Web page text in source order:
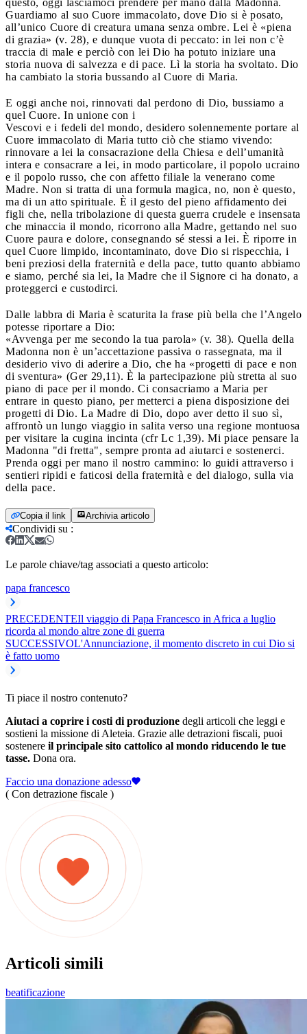
Guardiamo al suo Cuore immacolato, dove Dio si è posato,
all’unico Cuore di creatura umana senza ombre. Lei è «piena
di grazia» (v. 28), e dunque vuota di peccato: in lei non c’è
traccia di male e perciò con lei Dio ha potuto iniziare una
storia nuova di salvezza e di pace. Lì la storia ha svoltato. Dio
ha cambiato la storia bussando al Cuore di Maria.
E oggi anche noi, rinnovati dal perdono di Dio, bussiamo a
quel Cuore. In unione con i
Vescovi e i fedeli del mondo, desidero solennemente portare al
Cuore immacolato di Maria tutto ciò che stiamo vivendo:
rinnovare a lei la consacrazione della Chiesa e dell’umanità
intera e consacrare a lei, in modo particolare, il popolo ucraino
e il popolo russo, che con affetto filiale la venerano come
Madre. Non si tratta di una formula magica, no, non è questo,
ma di un atto spirituale. È il gesto del pieno affidamento dei
figli che, nella tribolazione di questa guerra crudele e insensata
che minaccia il mondo, ricorrono alla Madre, gettando nel suo
Cuore paura e dolore, consegnando sé stessi a lei. È riporre in
quel Cuore limpido, incontaminato, dove Dio si rispecchia, i
beni preziosi della fraternità e della pace, tutto quanto abbiamo
e siamo, perché sia lei, la Madre che il Signore ci ha donato, a
proteggerci e custodirci.
Dalle labbra di Maria è scaturita la frase più bella che l’Angelo
potesse riportare a Dio:
«Avvenga per me secondo la tua parola» (v. 38). Quella della
Madonna non è un’accettazione passiva o rassegnata, ma il
desiderio vivo di aderire a Dio, che ha «progetti di pace e non
di sventura» (Ger 29,11). È la partecipazione più stretta al suo
piano di pace per il mondo. Ci consacriamo a Maria per
entrare in questo piano, per metterci a piena disposizione dei
progetti di Dio. La Madre di Dio, dopo aver detto il suo sì,
affrontò un lungo viaggio in salita verso una regione montuosa
per visitare la cugina incinta (cfr Lc 1,39). Mi piace pensare la
Madonna "di fretta", sempre pronta ad aiutarci e sostenerci.
Prenda oggi per mano il nostro cammino: lo guidi attraverso i
sentieri ripidi e faticosi della fraternità e del dialogo, sulla via
della pace.
Copia il link Archivia articolo
Condividi su :
Le parole chiave/tag associati a questo articolo:
papa francesco
PRECEDENTEIl viaggio di Papa Francesco in Africa a luglio
ricorda al mondo altre zone di guerra
SUCCESSIVOL'Annunciazione, il momento discreto in cui Dio si
è fatto uomo
Ti piace il nostro contenuto?
Aiutaci a coprire i costi di produzione degli articoli che leggi e
sostieni la missione di Aleteia. Grazie alle detrazioni fiscali, puoi
sostenere il principale sito cattolico al mondo riducendo le tue
tasse. Dona ora.
Faccio una donazione adesso
( Con detrazione fiscale )
Articoli simili
beatificazione